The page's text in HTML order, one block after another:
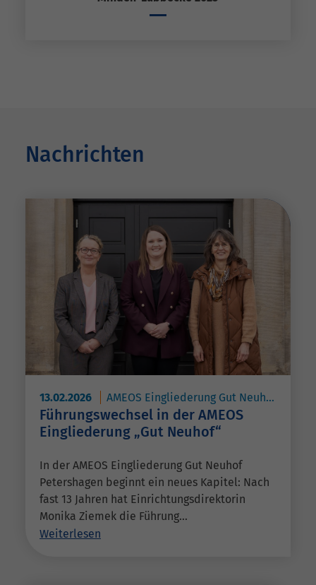
Nachrichten
13.02.2026 AMEOS Eingliederung Gut Neuhof Petershagen
Führungswechsel in der AMEOS
Eingliederung „Gut Neuhof“
In der AMEOS Eingliederung Gut Neuhof
Petershagen beginnt ein neues Kapitel: Nach
fast 13 Jahren hat Einrichtungsdirektorin
Monika Ziemek die Führung…
Weiterlesen